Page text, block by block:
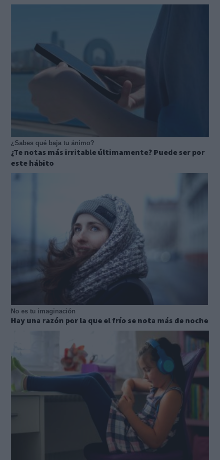
¿Sabes qué baja tu ánimo?
¿Te notas más irritable últimamente? Puede ser por
este hábito
No es tu imaginación
Hay una razón por la que el frío se nota más de noche